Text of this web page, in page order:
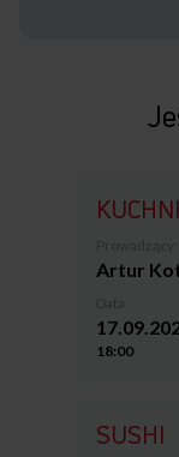
Artur
18:00
SUSHI